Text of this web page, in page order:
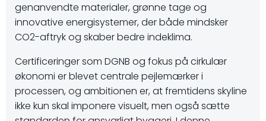
genanvendte materialer, grønne tage og
innovative energisystemer, der både mindsker
CO2-aftryk og skaber bedre indeklima.
Certificeringer som DGNB og fokus på cirkulær
økonomi er blevet centrale pejlemærker i
processen, og ambitionen er, at fremtidens skyline
ikke kun skal imponere visuelt, men også sætte